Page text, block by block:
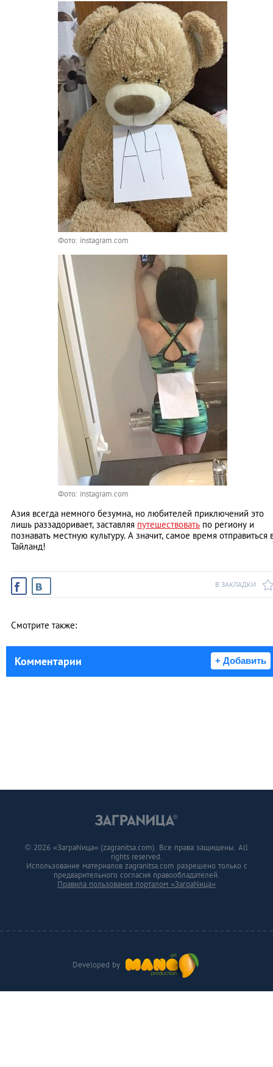
Фото: instagram.com
Фото: instagram.com
Азия всегда немного безумна, но любителей приключений это
лишь раззадоривает, заставляя путешествовать по региону и
познавать местную культуру. А значит, самое время отправиться
Тайланд!
В ЗАКЛАДКИ
Смотрите также:
Комментарии + Добавить
Developed by
© 2026 «ЗаграNица» (zagranitsa.com). Все права защищены. All
rights reserved.
Использование материалов zagranitsa.com разрешено только с
предварительного согласия правообладателей.
Правила пользования порталом «ЗаграNица»